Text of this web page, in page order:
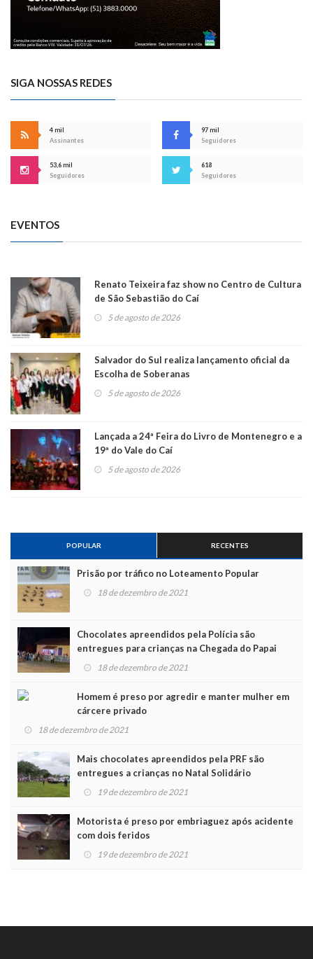
SIGA NOSSAS REDES
4 mil
Assinantes
97 mil
Seguidores
53,6 mil
Seguidores
618
Seguidores
EVENTOS
Renato Teixeira faz show no Centro de Cultura
de São Sebastião do Caí
5 de agosto de 2026
Salvador do Sul realiza lançamento oficial da
Escolha de Soberanas
5 de agosto de 2026
Lançada a 24ª Feira do Livro de Montenegro e a
19ª do Vale do Caí
5 de agosto de 2026
POPULAR RECENTES
Prisão por tráfico no Loteamento Popular
18 de dezembro de 2021
Chocolates apreendidos pela Polícia são
entregues para crianças na Chegada do Papai
Noel
18 de dezembro de 2021
Homem é preso por agredir e manter mulher em
cárcere privado
18 de dezembro de 2021
Mais chocolates apreendidos pela PRF são
entregues a crianças no Natal Solidário
19 de dezembro de 2021
Motorista é preso por embriaguez após acidente
com dois feridos
19 de dezembro de 2021